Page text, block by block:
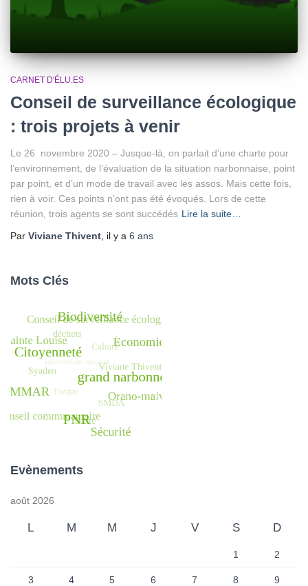
CARNET D'ÉLU.ES
Conseil de surveillance écologique
: trois projets à venir
Le 26 novembre 2020 – Jusque-là, on parlait d’une charte pour
l’environnement, de l’évaluation de la situation narbonnaise, point
par point, et d’un mode de travail avec les assos. Mais cette fois,
rien à voir. Ces points n’ont pas été évoqués. Lors de cette
réunion, trois agents se sont succédés Lire la suite…
Par Viviane Thivent , il y a 6 ans
Mots Clés
Evènements
août 2026
L M M J V S D
1 2
3 4 5 6 7 8 9